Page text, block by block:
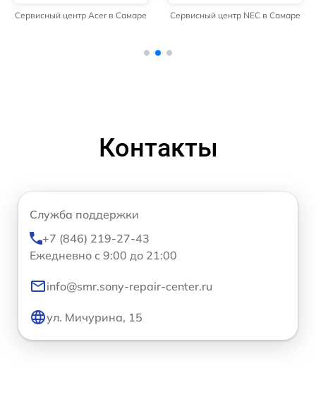
Сервисный центр Acer в Самаре Сервисный центр NEC в Самаре
Контакты
Служба поддержки
+7 (846) 219-27-43
Ежедневно с 9:00 до 21:00
info@smr.sony-repair-center.ru
ул. Мичурина, 15